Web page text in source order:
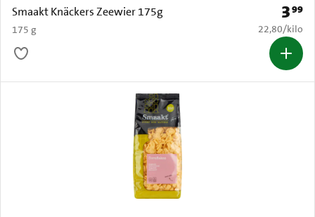
Smaakt Knäckers Zeewier 175g
175 g
Prijs:
399
€ 22,80 per
22,80/kilo